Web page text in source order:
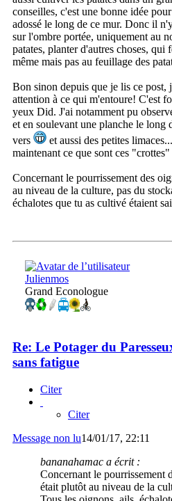
conseilles, c'est une bonne idée
adossé le long de ce mur. Donc il
sur l'ombre portée, uniquement au
patates, planter d'autres choses,
même mais pas au feuillage des
Bon sinon depuis que je lis ce post,
attention à ce qui m'entoure! C'est
yeux Did. J'ai notamment pu
et en soulevant une planche le long
vers
et aussi des petites
maintenant ce que sont ces "crottes"
Concernant le pourrissement des
au niveau de la culture, pas du
échalotes que tu as cultivé étaient
Julienmos
Grand Econologue
Re: Le Potager du
sans fatigue
Citer
Citer
Message non lu14/01/17, 22:11
bananahamac a écrit :
Concernant le pourrissement
était plutôt au niveau de la